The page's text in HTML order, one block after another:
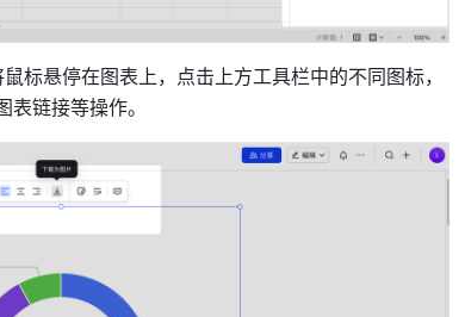
标悬停在图表上，点击上方工具栏中的不同图标，
链接等操作。